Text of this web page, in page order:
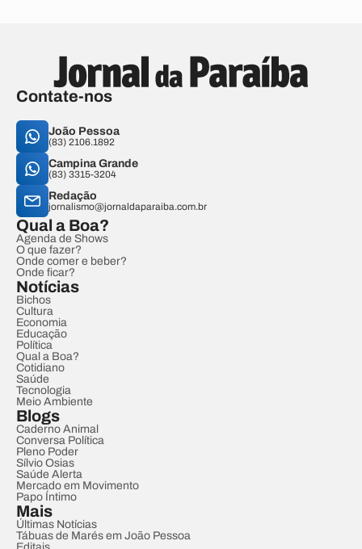
Contate-nos
João Pessoa
(83) 2106.1892
Campina Grande
(83) 3315-3204
Redação
jornalismo@jornaldaparaiba.com.br
Qual a Boa?
Agenda de Shows
O que fazer?
Onde comer e beber?
Onde ficar?
Notícias
Bichos
Cultura
Economia
Educação
Política
Qual a Boa?
Cotidiano
Saúde
Tecnologia
Meio Ambiente
Blogs
Caderno Animal
Conversa Política
Pleno Poder
Sílvio Osias
Saúde Alerta
Mercado em Movimento
Papo Íntimo
Mais
Últimas Notícias
Tábuas de Marés em João Pessoa